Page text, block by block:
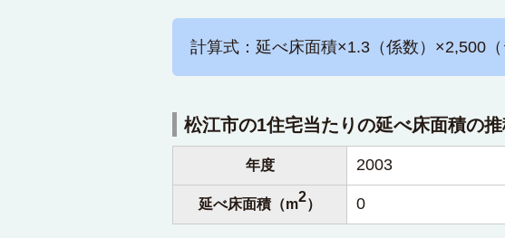
計算式：延べ床面積×1.3（係数）×2,500（
松江市の1住宅当たりの延べ床面積の
年度 2003
延べ床面積（m2） 0